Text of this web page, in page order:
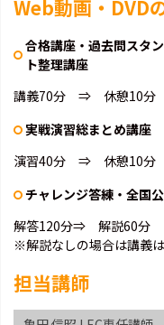
Web動画・DVD
合格講座・過去問スタ
ト整理講座
講義70分 ⇒ 休憩10
実戦演習総まとめ講座
演習40分 ⇒ 休憩10分
チャレンジ答練・全国
解答120分⇒ 解説60分
※解説なしの場合は講義
担当講師